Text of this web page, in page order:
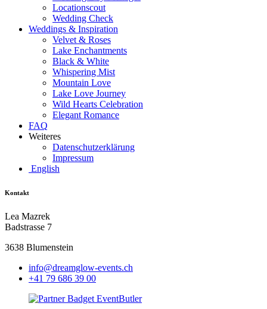
Locationscout
Wedding Check
Weddings & Inspiration
Velvet & Roses
Lake Enchantments
Black & White
Whispering Mist
Mountain Love
Lake Love Journey
Wild Hearts Celebration
Elegant Romance
FAQ
Weiteres
Datenschutzerklärung
Impressum
English
Kontakt
Lea Mazrek
Badstrasse 7
3638 Blumenstein
info@dreamglow-events.ch
+41 79 686 39 00